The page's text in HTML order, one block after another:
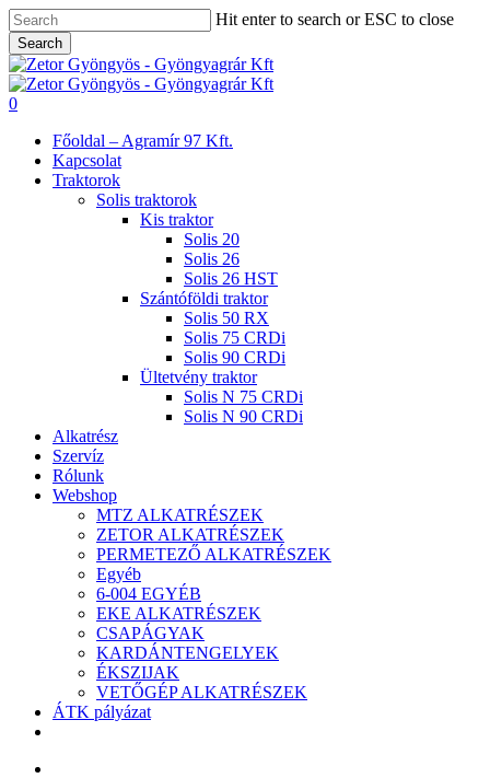
Skip
to
main
content
Hit enter to search or ESC to close
Search
Close
Search
search
0
Főoldal – Agramír 97 Kft.
Kapcsolat
Traktorok
Solis traktorok
Kis traktor
Solis 20
Solis 26
Solis 26 HST
Szántóföldi traktor
Solis 50 RX
Solis 75 CRDi
Solis 90 CRDi
Ültetvény traktor
Solis N 75 CRDi
Solis N 90 CRDi
Alkatrész
Szervíz
Rólunk
Webshop
MTZ ALKATRÉSZEK
ZETOR ALKATRÉSZEK
PERMETEZŐ ALKATRÉSZEK
Egyéb
6-004 EGYÉB
EKE ALKATRÉSZEK
CSAPÁGYAK
KARDÁNTENGELYEK
ÉKSZIJAK
VETŐGÉP ALKATRÉSZEK
ÁTK pályázat